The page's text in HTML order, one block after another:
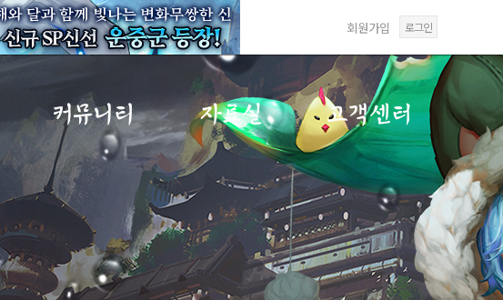
회원가입 로그인
커뮤니티
자유게시판
이미지게시판
공략게시판
무림재패
건의사항
자료실
갤러리
미디어센터
고객센터
FAQ
1:1문의
답변확인